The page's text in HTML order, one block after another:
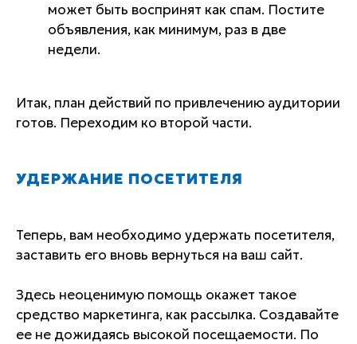
может быть воспринят как спам. Постите
объявления, как минимум, раз в две
недели.
Итак, план действий по привлечению аудитории
готов. Переходим ко второй части.
УДЕРЖАНИЕ ПОСЕТИТЕЛЯ
Теперь, вам необходимо удержать посетителя,
заставить его вновь вернуться на ваш сайт.
Здесь неоценимую помощь окажет такое
средство маркетинга, как рассылка. Создавайте
ее не дожидаясь высокой посещаемости. По